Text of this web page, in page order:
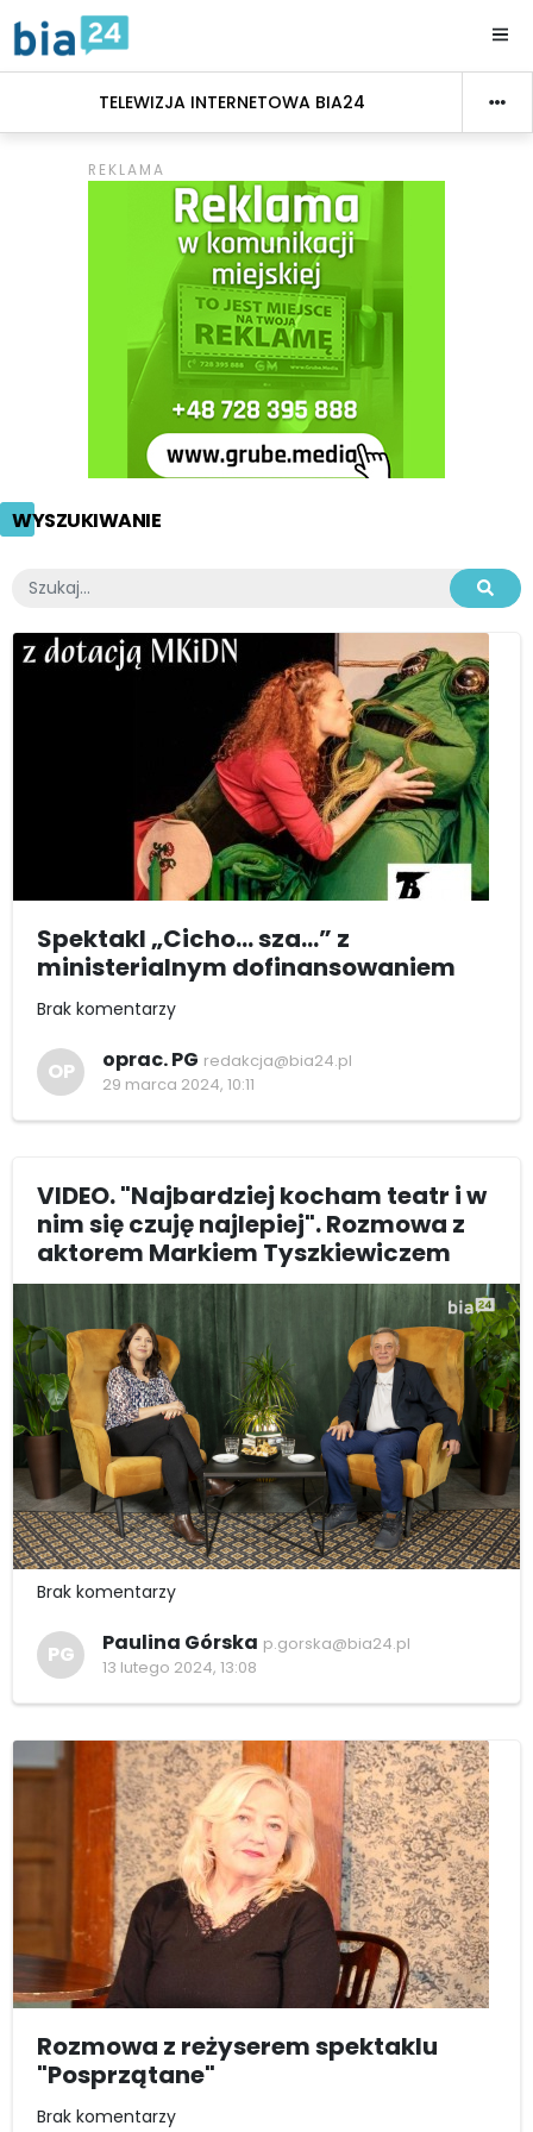
TELEWIZJA INTERNETOWA BIA24
WYSZUKIWANIE
Spektakl „Cicho… sza…” z
ministerialnym dofinansowaniem
Brak komentarzy
OP oprac. PG redakcja@bia24.pl
29 marca 2024, 10:11
VIDEO. "Najbardziej kocham teatr i w
nim się czuję najlepiej". Rozmowa z
aktorem Markiem Tyszkiewiczem
Brak komentarzy
PG Paulina Górska p.gorska@bia24.pl
13 lutego 2024, 13:08
Rozmowa z reżyserem spektaklu
"Posprzątane"
Brak komentarzy